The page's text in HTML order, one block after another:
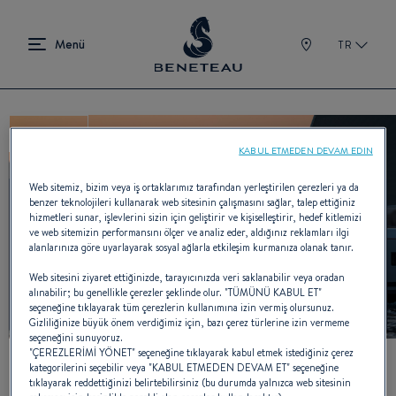
TR
RETOUR
YouTube devre dışı bırakıldı.
Bu videoyu izlemek için öncelikle sitemizde işlevsellik
çerezlerinin kullanımına izin vermelisiniz.
Çerezleri Yönet
Web sitemiz, bizim veya iş ortaklarımız tarafından yerleştirilen çerezleri ya da
benzer teknolojileri kullanarak web sitesinin çalışmasını sağlar, talep ettiğiniz
hizmetleri sunar, işlevlerini sizin için geliştirir ve kişiselleştirir, hedef kitlemizi
ve web sitemizin performansını ölçer ve analiz eder, aldığınız reklamları ilgi
alanlarınıza göre uyarlayarak sosyal ağlarla etkileşim kurmanıza olanak tanır.
Web sitesini ziyaret ettiğinizde, tarayıcınızda veri saklanabilir veya oradan
alınabilir; bu genellikle çerezler şeklinde olur. "TÜMÜNÜ KABUL ET"
seçeneğine tıklayarak tüm çerezlerin kullanımına izin vermiş olursunuz.
Gizliliğinize büyük önem verdiğimiz için, bazı çerez türlerine izin vermeme
seçeneğini sunuyoruz.
"ÇEREZLERİMİ YÖNET" seçeneğine tıklayarak kabul etmek istediğiniz çerez
kategorilerini seçebilir veya "KABUL ETMEDEN DEVAM ET" seçeneğine
tıklayarak reddettiğinizi belirtebilirsiniz (bu durumda yalnızca web sitesinin
KABUL ETMEDEN DEVAM EDIN